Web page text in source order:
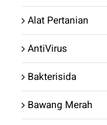
Alat Pertanian
AntiVirus
Bakterisida
Bawang Merah